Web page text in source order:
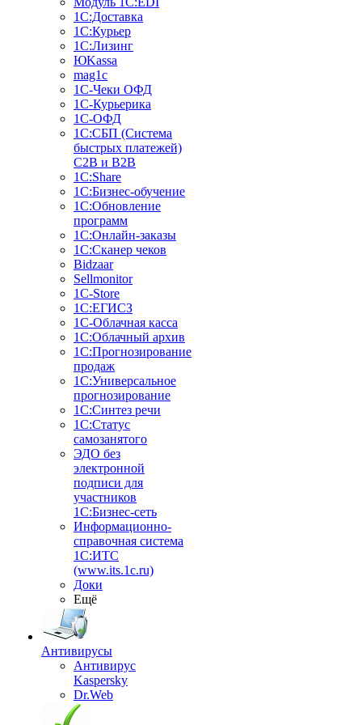
1С:Доставка
1С:Курьер
1С:Лизинг
ЮKassa
mag1c
1С-Чеки ОФД
1С-Курьерика
1С-ОФД
1С:СБП (Система
быстрых платежей)
C2B и B2B
1С:Share
1С:Бизнес-обучение
1С:Обновление
программ
1С:Онлайн-заказы
1С:Сканер чеков
Bidzaar
Sellmonitor
1C-Store
1С:ЕГИСЗ
1С-Облачная касса
1С:Облачный архив
1С:Прогнозирование
продаж
1С:Универсальное
прогнозирование
1С:Синтез речи
1С:Статус
самозанятого
ЭДО без
электронной
подписи для
участников
1С:Бизнес-сеть
Информационно-
справочная система
1С:ИТС
(www.its.1c.ru)
Доки
Ещё
Антивирусы
Антивирус
Kaspersky
Dr.Web